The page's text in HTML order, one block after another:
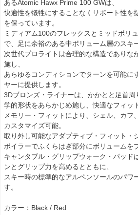
あるAtomic Hawx Prime 100 GWは、
快適性を犠牲にすることなくサポート性を
を保っています。
ミディアム100のフレックスとミッドボリ
で、足に余裕のある中ボリューム層のスキ
次世代プロライトは合理的な構造でありな
施し、
あらゆるコンディションでターンを可能に
ヤーに提供します。
3Dブロンズ・ライナーは、かかとと足首
学的形状をあらかじめ施し、快適なフィッ
メモリー・フィットにより、シェル、カフ
カスタマイズ可能。
取り外し可能なアダプティブ・フィット・
ポイラーでふくらはぎ部分にボリュームを
キャンタブル・グリップウォーク・パッド
ンとグリップ力を高めるとともに、
スキー時の標準的なアルペンソールのパワ
す。
カラー：Black / Red